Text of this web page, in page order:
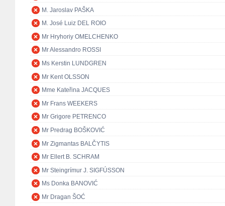
M. Jaroslav PAŠKA
M. José Luiz DEL ROIO
Mr Hryhoriy OMELCHENKO
Mr Alessandro ROSSI
Ms Kerstin LUNDGREN
Mr Kent OLSSON
Mme Kateřina JACQUES
Mr Frans WEEKERS
Mr Grigore PETRENCO
Mr Predrag BOŠKOVIĆ
Mr Zigmantas BALČYTIS
Mr Ellert B. SCHRAM
Mr Steingrímur J. SIGFÚSSON
Ms Donka BANOVIĆ
Mr Dragan ŠOĆ